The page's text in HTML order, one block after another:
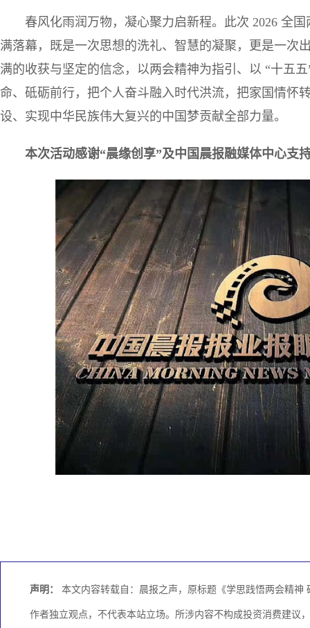
春风化雨润万物，凝心聚力启新程。此次 2026 全
满落幕，既是一次思想的洗礼、智慧的凝聚，更是一次
满的收获与坚定的信念，以两会精神为指引、以 “十五
命、砥砺前行，把个人奋斗融入时代洪流，把家国情怀
设、实现中华民族伟大复兴的中国梦贡献全部力量。
本次活动感谢“晨缘创享”及中国晨报融媒体中心支
声明： 本文内容转载自：晨报之声，原标题《学思践悟两会精
作者独立观点，不代表本站立场。所涉内容不构成投资消费建议